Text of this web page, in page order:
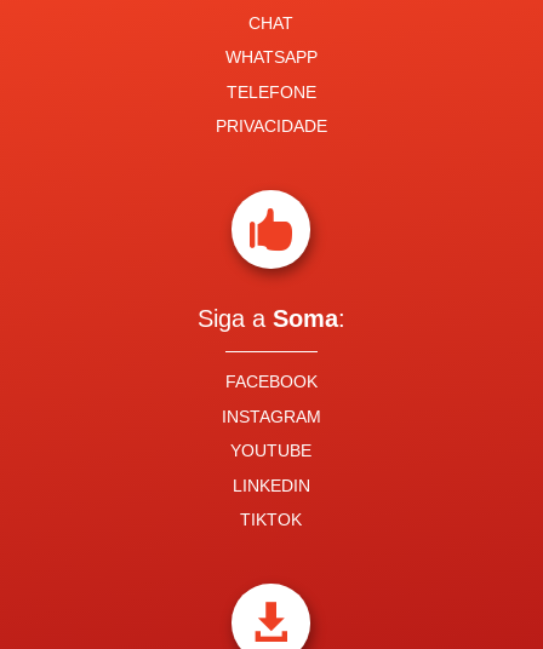
CHAT
WHATSAPP
TELEFONE
PRIVACIDADE

Siga a Soma:
FACEBOOK
INSTAGRAM
YOUTUBE
LINKEDIN
TIKTOK
